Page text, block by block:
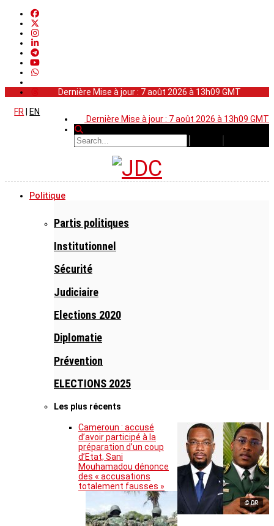
Dernière Mise à jour : 7 août 2026 à 13h09 GMT
Dernière Mise à jour : 7 août 2026 à 13h09 GMT
FR
EN
Politique
Partis politiques
Institutionnel
Sécurité
Judiciaire
Elections 2020
Diplomatie
Prévention
ELECTIONS 2025
Les plus récents
© DR
Cameroun : accusé
d’avoir participé à la
préparation d’un coup
d’Etat, Sani
Mouhamadou dénonce
des « accusations
totalement fausses »